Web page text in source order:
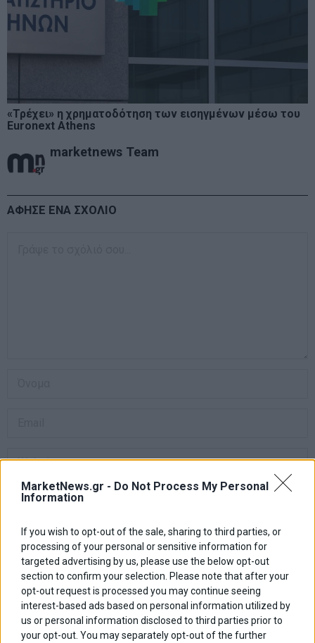
MarketNews.gr - Do Not Process My Personal
Information
If you wish to opt-out of the sale, sharing to third parties, or
processing of your personal or sensitive information for
targeted advertising by us, please use the below opt-out
section to confirm your selection. Please note that after your
opt-out request is processed you may continue seeing
interest-based ads based on personal information utilized by
us or personal information disclosed to third parties prior to
your opt-out. You may separately opt-out of the further
«Τρέχει» η χρηματοδότηση των εισηγμένων μέσω του
Euronext Athens
marketnews Team
ΑΦΗΣΕ ΕΝΑ ΣΧΟΛΙΟ
Αποθήκευσε το όνομά μου, email, και τον ιστότοπο μου σε αυτόν
Πλοήγηση
άρθρων
ΠΡΟΗΓΟΥΜΕΝΟ ΑΡΘΡΟ
Previous
post:
Νέα εποχή ransomware:
Λιγότερες ομάδες,
μεγαλύτερος κίνδυνος για
τις επιχειρήσεις
ΕΠΟΜΕΝΟ ΑΡΘΡΟ
Ποιοι θα δουν χρήματα
στους λογαριασμούς τους
έως τις 22 Μαΐου